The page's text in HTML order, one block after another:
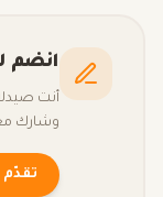
انضم
أنت
وشارك
تقدّم